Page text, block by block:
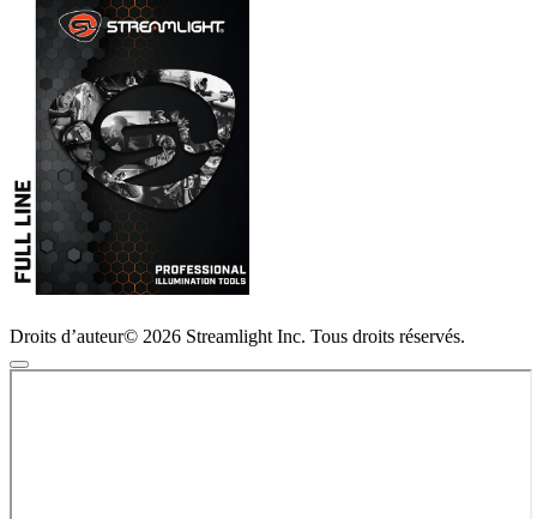
Droits d’auteur© 2026 Streamlight Inc. Tous droits réservés.